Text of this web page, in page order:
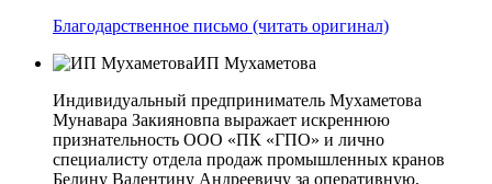
Благодарственное письмо (читать оригинал)
ИП Мухаметова
Индивидуальный предприниматель Мухаметова
Мунавара Закияновпа выражает искреннюю
признательность ООО «ПК «ГПО» и лично
специалисту отдела продаж промышленных кранов
Белину Валентину Андреевичу за оперативную,